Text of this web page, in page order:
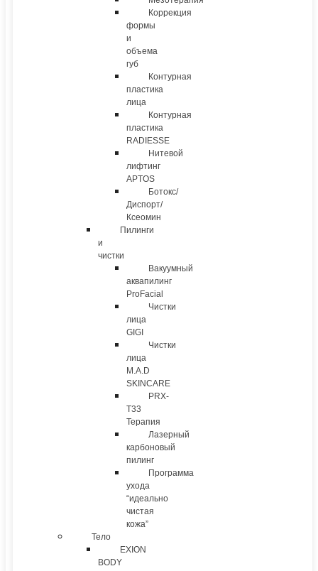
Коррекция
формы
и
объема
губ
Контурная
пластика
лица
Контурная
пластика
RADIESSE
Нитевой
лифтинг
APTOS
Ботокс/
Диспорт/
Ксеомин
Пилинги
и
чистки
Вакуумный
аквапилинг
ProFacial
Чистки
лица
GIGI
Чистки
лица
M.A.D
SKINCARE
PRX-
T33
Терапия
Лазерный
карбоновый
пилинг
Программа
ухода
“идеально
чистая
кожа”
Тело
EXION
BODY